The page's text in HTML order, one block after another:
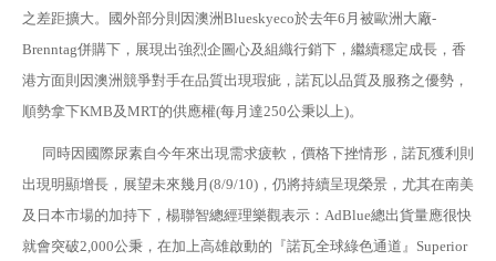
之差距擴大。國外部分則因澳洲Blueskyeco於去年6月被歐洲大廠-
Brenntag併購下，展現出強烈企圖心及組織行銷下，繼續穩定成長，香
港方面則因澳洲競爭對手在品質出現瑕疵，諾瓦以品質及服務之優勢，
順勢拿下KMB及MRT的供應權(每月達250公秉以上)。
同時因國際尿素自今年來出現需求疲軟，價格下挫情形，諾瓦獲利則
出現明顯增長，展望未來幾月(8/9/10)，仍將持續呈現榮景，尤其在南美
及日本市場的加持下，楊聯智總經理樂觀表示：AdBlue總出貨量應很快
就會突破2,000公秉，在加上高雄啟動的『諾瓦全球綠色通道』Superior